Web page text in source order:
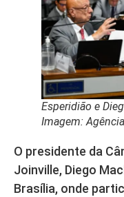
Esperidião e
Imagem:
O presidente da
Joinville, Diego
Brasília, onde